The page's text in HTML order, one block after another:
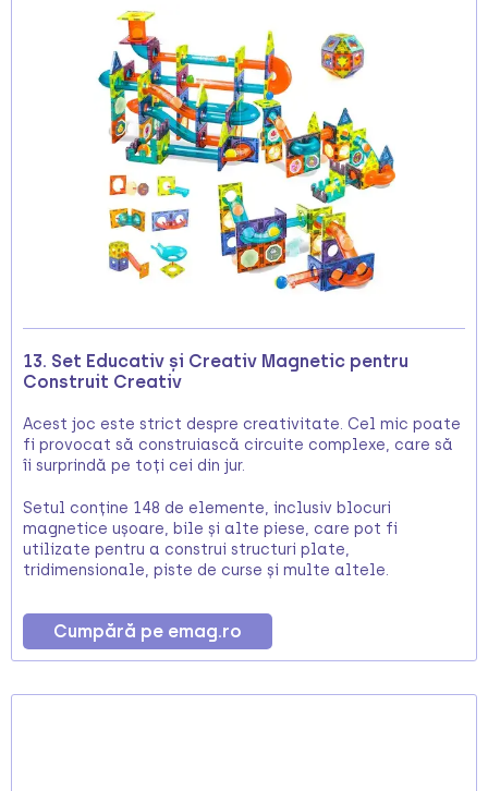
13. Set Educativ și Creativ Magnetic pentru
Construit Creativ
Acest joc este strict despre creativitate. Cel mic poate
fi provocat să construiască circuite complexe, care să
îi surprindă pe toți cei din jur.
Setul conține 148 de elemente, inclusiv blocuri
magnetice ușoare, bile și alte piese, care pot fi
utilizate pentru a construi structuri plate,
tridimensionale, piste de curse și multe altele.
Cumpără pe emag.ro